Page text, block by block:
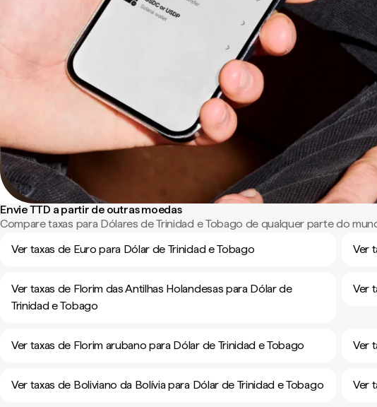
Envie TTD a partir de outras moedas
Compare taxas para Dólares de Trinidad e Tobago de qualquer parte do
Ver taxas de Euro para Dólar de Trinidad e Tobago
Ver
Ver taxas de Florim das Antilhas Holandesas para Dólar de
Trinidad e Tobago
Ver
Ver taxas de Florim arubano para Dólar de Trinidad e Tobago Ver
Ver taxas de Boliviano da Bolívia para Dólar de Trinidad e Tobago Ver